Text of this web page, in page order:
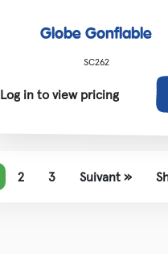
Globe Gonflable
SC262
Log in to view pricing
2 3 Suivant »